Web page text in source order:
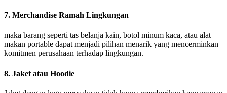
7. Merchandise Ramah Lingkungan
maka barang seperti tas belanja kain, botol minum kaca, atau alat
makan portable dapat menjadi pilihan menarik yang mencerminkan
komitmen perusahaan terhadap lingkungan.
8. Jaket atau Hoodie